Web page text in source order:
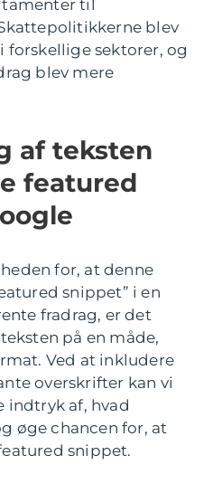
til
blev
sektorer, og
blev mere
af teksten
featured
for, at denne
snippet” i en
fradrag, er det
på en måde,
Ved at inkludere
overskrifter kan vi
indtryk af, hvad
øge chancen for, at
snippet.